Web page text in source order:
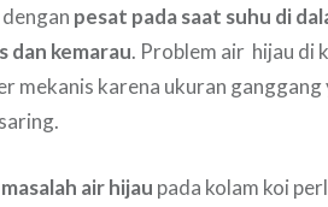
pesat pada saat suhu di
dan kemarau. Problem air hijau di
mekanis karena ukuran
air hijau pada kolam koi